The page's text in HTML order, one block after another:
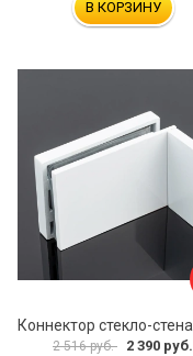
В КОРЗИНУ
2 516 руб. 2 390 руб.